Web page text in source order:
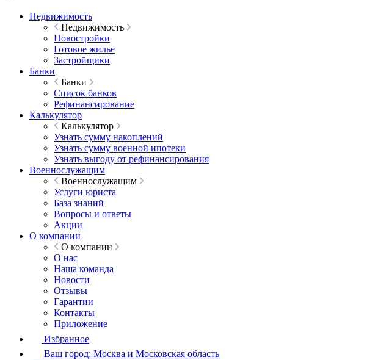
Недвижимость
Недвижимость
Новостройки
Готовое жилье
Застройщики
Банки
Банки
Список банков
Рефинансирование
Калькулятор
Калькулятор
Узнать сумму накоплений
Узнать сумму военной ипотеки
Узнать выгоду от рефинансирования
Военнослужащим
Военнослужащим
Услуги юриста
База знаний
Вопросы и ответы
Акции
О компании
О компании
О нас
Наша команда
Новости
Отзывы
Гарантии
Контакты
Приложение
Избранное
Ваш город: Москва и Московская область